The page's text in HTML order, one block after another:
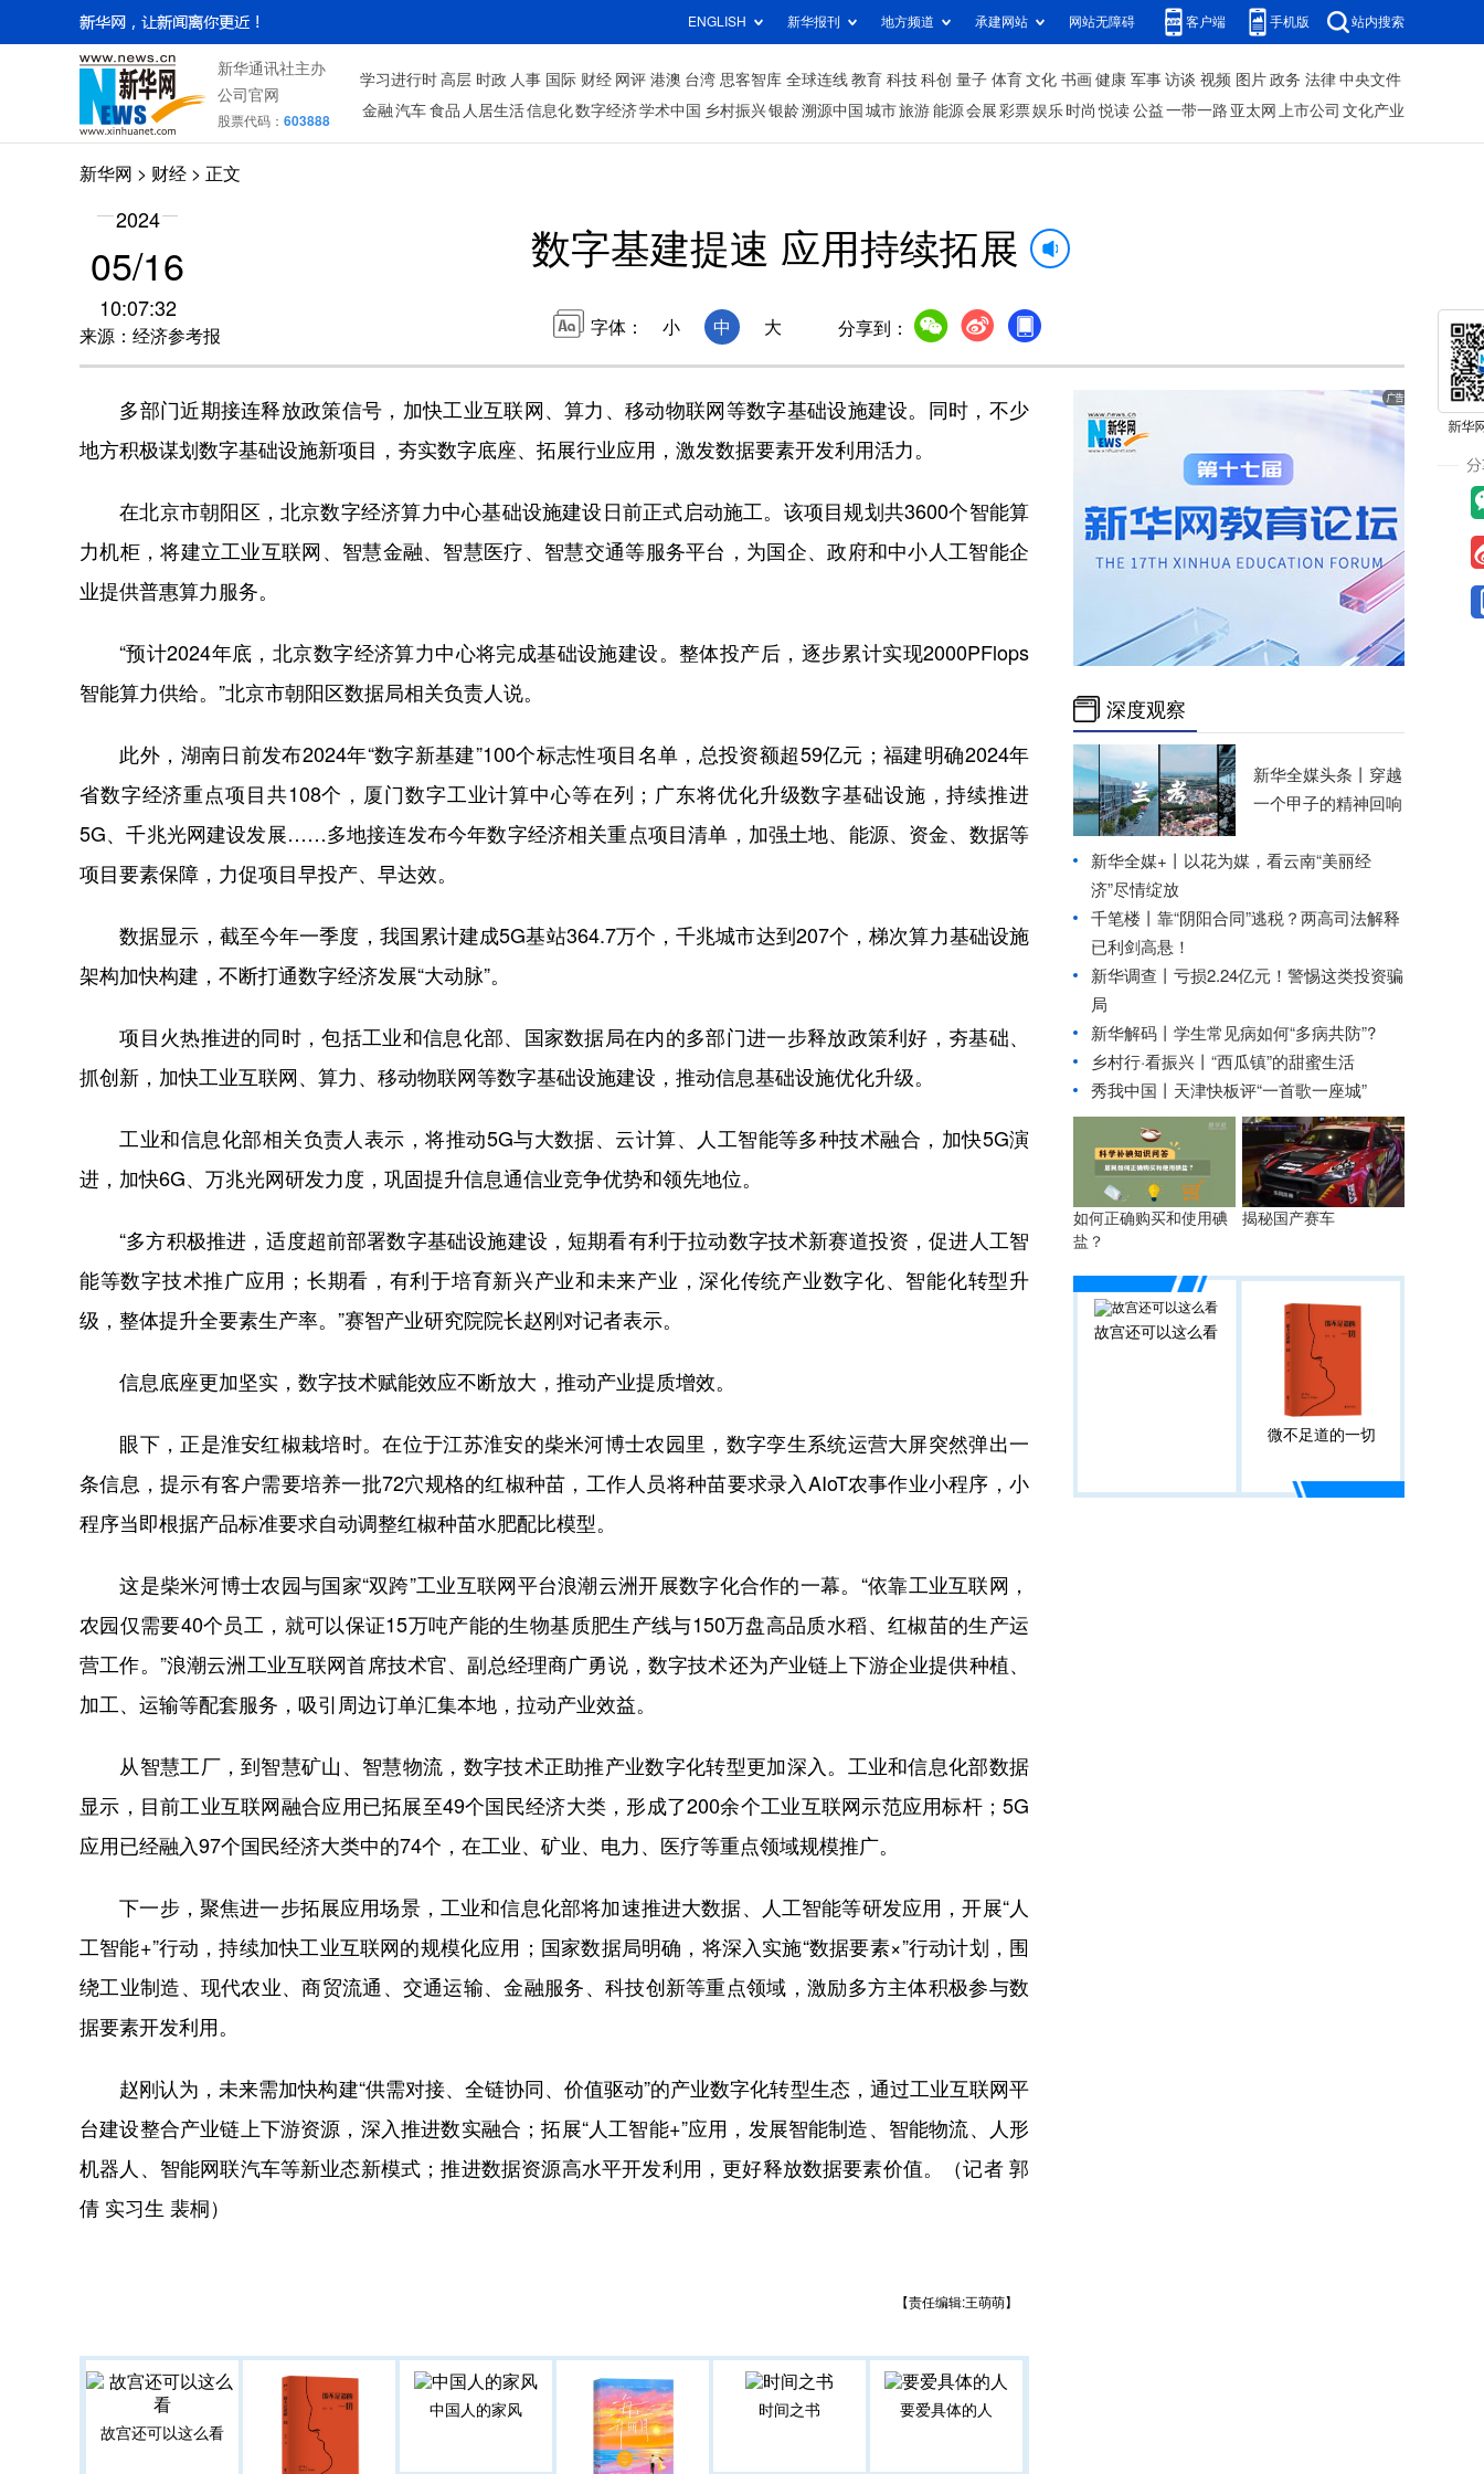
ENGLISH 新华报刊 地方频道 承建网站 网站无障碍 客户端 手机版 站内搜索
新华通讯社主办
公司官网
股票代码： 603888
学习进行时 高层 时政 人事 国际 财经 网评 港澳 台湾 思客智库 全球连线 教育 科技 科创 量子 体育 文化 书画 健康 军事 访谈 视频 图片 政务 法律 中央文件
金融 汽车 食品 人居生活信息化数字经济学术中国 乡村振兴银龄溯源中国 城市旅游 能源 会展 彩票娱乐 时尚 悦读 公益 一带一路 亚太网 上市公司 文化产业
新华网 > 财经 > 正文
2024
05/16
10:07:32
来源：经济参考报
数字基建提速 应用持续拓展
字体： 小 中 大 分享到：
多部门近期接连释放政策信号，加快工业互联网、算力、移动物联网等数字基础设施建设。同时，不少
地方积极谋划数字基础设施新项目，夯实数字底座、拓展行业应用，激发数据要素开发利用活力。
在北京市朝阳区，北京数字经济算力中心基础设施建设日前正式启动施工。该项目规划共3600个智能算
力机柜，将建立工业互联网、智慧金融、智慧医疗、智慧交通等服务平台，为国企、政府和中小人工智能企
业提供普惠算力服务。
“预计2024年底，北京数字经济算力中心将完成基础设施建设。整体投产后，逐步累计实现2000PFlops
智能算力供给。”北京市朝阳区数据局相关负责人说。
此外，湖南日前发布2024年“数字新基建”100个标志性项目名单，总投资额超59亿元；福建明确2024年
省数字经济重点项目共108个，厦门数字工业计算中心等在列；广东将优化升级数字基础设施，持续推进
5G、千兆光网建设发展……多地接连发布今年数字经济相关重点项目清单，加强土地、能源、资金、数据等
项目要素保障，力促项目早投产、早达效。
数据显示，截至今年一季度，我国累计建成5G基站364.7万个，千兆城市达到207个，梯次算力基础设施
架构加快构建，不断打通数字经济发展“大动脉”。
项目火热推进的同时，包括工业和信息化部、国家数据局在内的多部门进一步释放政策利好，夯基础、
抓创新，加快工业互联网、算力、移动物联网等数字基础设施建设，推动信息基础设施优化升级。
工业和信息化部相关负责人表示，将推动5G与大数据、云计算、人工智能等多种技术融合，加快5G演
进，加快6G、万兆光网研发力度，巩固提升信息通信业竞争优势和领先地位。
“多方积极推进，适度超前部署数字基础设施建设，短期看有利于拉动数字技术新赛道投资，促进人工智
能等数字技术推广应用；长期看，有利于培育新兴产业和未来产业，深化传统产业数字化、智能化转型升
级，整体提升全要素生产率。”赛智产业研究院院长赵刚对记者表示。
信息底座更加坚实，数字技术赋能效应不断放大，推动产业提质增效。
眼下，正是淮安红椒栽培时。在位于江苏淮安的柴米河博士农园里，数字孪生系统运营大屏突然弹出一
条信息，提示有客户需要培养一批72穴规格的红椒种苗，工作人员将种苗要求录入AIoT农事作业小程序，小
程序当即根据产品标准要求自动调整红椒种苗水肥配比模型。
这是柴米河博士农园与国家“双跨”工业互联网平台浪潮云洲开展数字化合作的一幕。“依靠工业互联网，
农园仅需要40个员工，就可以保证15万吨产能的生物基质肥生产线与150万盘高品质水稻、红椒苗的生产运
营工作。”浪潮云洲工业互联网首席技术官、副总经理商广勇说，数字技术还为产业链上下游企业提供种植、
加工、运输等配套服务，吸引周边订单汇集本地，拉动产业效益。
从智慧工厂，到智慧矿山、智慧物流，数字技术正助推产业数字化转型更加深入。工业和信息化部数据
显示，目前工业互联网融合应用已拓展至49个国民经济大类，形成了200余个工业互联网示范应用标杆；5G
应用已经融入97个国民经济大类中的74个，在工业、矿业、电力、医疗等重点领域规模推广。
下一步，聚焦进一步拓展应用场景，工业和信息化部将加速推进大数据、人工智能等研发应用，开展“人
工智能+”行动，持续加快工业互联网的规模化应用；国家数据局明确，将深入实施“数据要素×”行动计划，围
绕工业制造、现代农业、商贸流通、交通运输、金融服务、科技创新等重点领域，激励多方主体积极参与数
据要素开发利用。
赵刚认为，未来需加快构建“供需对接、全链协同、价值驱动”的产业数字化转型生态，通过工业互联网平
台建设整合产业链上下游资源，深入推进数实融合；拓展“人工智能+”应用，发展智能制造、智能物流、人形
机器人、智能网联汽车等新业态新模式；推进数据资源高水平开发利用，更好释放数据要素价值。（记者 郭
倩 实习生 裴桐）
【责任编辑:王萌萌】
故宫还可以这么看
中国人的家风 时间之书 要爱具体的人
深度观察
新华全媒头条丨 穿越
一个甲子的精神回响
新华全媒+丨
以花为媒，看云南“美丽经
济”尽情绽放
千笔楼丨靠“阴阳合同”逃税？两高司法解释
已利剑高悬！
新华调查丨 亏损2.24亿元！警惕这类投资骗
局
新华解码丨学生常见病如何“多病共防”?
乡村行·看振兴丨 “西瓜镇”的甜蜜生活
秀我中国丨 天津快板评“一首歌一座城”
如何正确购买和使用碘
盐？
揭秘国产赛车
故宫还可以这么看
微不足道的一切